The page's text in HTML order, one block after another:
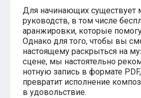
1-ой класс обучения
2-ий класс обучения
Для детского сада
Ноты для младшей группы
Ноты для средней группы
Ноты для старшей группы
Духовная музыка
Пасхальные ноты
Христианская музыка
Для начинающих существует
руководств, в том числе
аранжировки, которые
Однако для того, чтобы вы
настоящему раскрыться на
сцене, мы настоятельно
нотную запись в формате
превратит исполнение
в удовольствие.